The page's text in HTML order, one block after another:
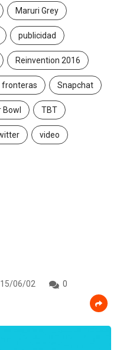
Maruri Grey
publicidad
Reinvention 2016
fronteras Snapchat
Bowl TBT
video
06/02
0